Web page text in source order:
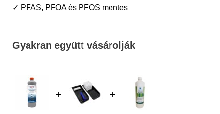
✓ PFAS, PFOA és PFOS mentes
Gyakran együtt vásárolják
+ +